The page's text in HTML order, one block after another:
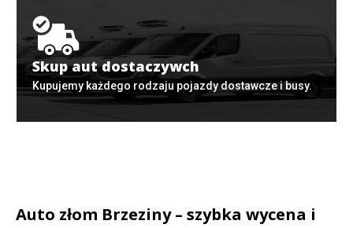
Skup aut dostaczywch
Kupujemy każdego rodzaju pojazdy dostawcze i busy.
Auto złom Brzeziny – szybka wycena i